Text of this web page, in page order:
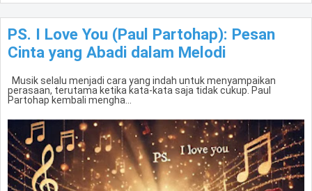
PS. I Love You (Paul Partohap): Pesan
Cinta yang Abadi dalam Melodi
Musik selalu menjadi cara yang indah untuk menyampaikan
perasaan, terutama ketika kata-kata saja tidak cukup. Paul
Partohap kembali mengha...